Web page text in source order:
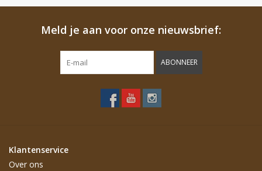
Meld je aan voor onze nieuwsbrief:
ABONNEER
Klantenservice
Over ons